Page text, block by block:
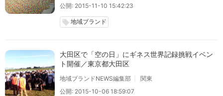
公開: 2015-11-10 15:42:23
local_offer 地域ブランド
大田区で「空の日」にギネス世界記録挑戦イベン
ト開催／東京都大田区
地域ブランドNEWS編集部
関東
公開: 2015-10-06 18:59:07